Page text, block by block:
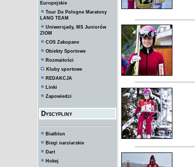
Europejskie
Tour De Pologne Maratony
LANG TEAM
Uniwersjady, MS Juniorów
ZIOM
COS Zakopane
Obiekty Sportowe
Rozmaitości
Kluby sportowe
REDAKCJA
Linki
Zapowiedzi
Dyscypliny
Biathlon
Biegi narciarskie
Dart
Hokej